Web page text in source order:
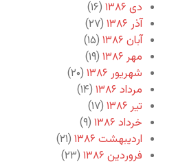
دی ۱۳۸۶
(۱۶)
آذر ۱۳۸۶
(۲۷)
آبان ۱۳۸۶
(۱۵)
مهر ۱۳۸۶
(۱۹)
شهریور ۱۳۸۶
(۲۰)
مرداد ۱۳۸۶
(۱۴)
تیر ۱۳۸۶
(۱۷)
خرداد ۱۳۸۶
(۹)
اردیبهشت ۱۳۸۶
(۲۱)
فروردین ۱۳۸۶
(۲۳)